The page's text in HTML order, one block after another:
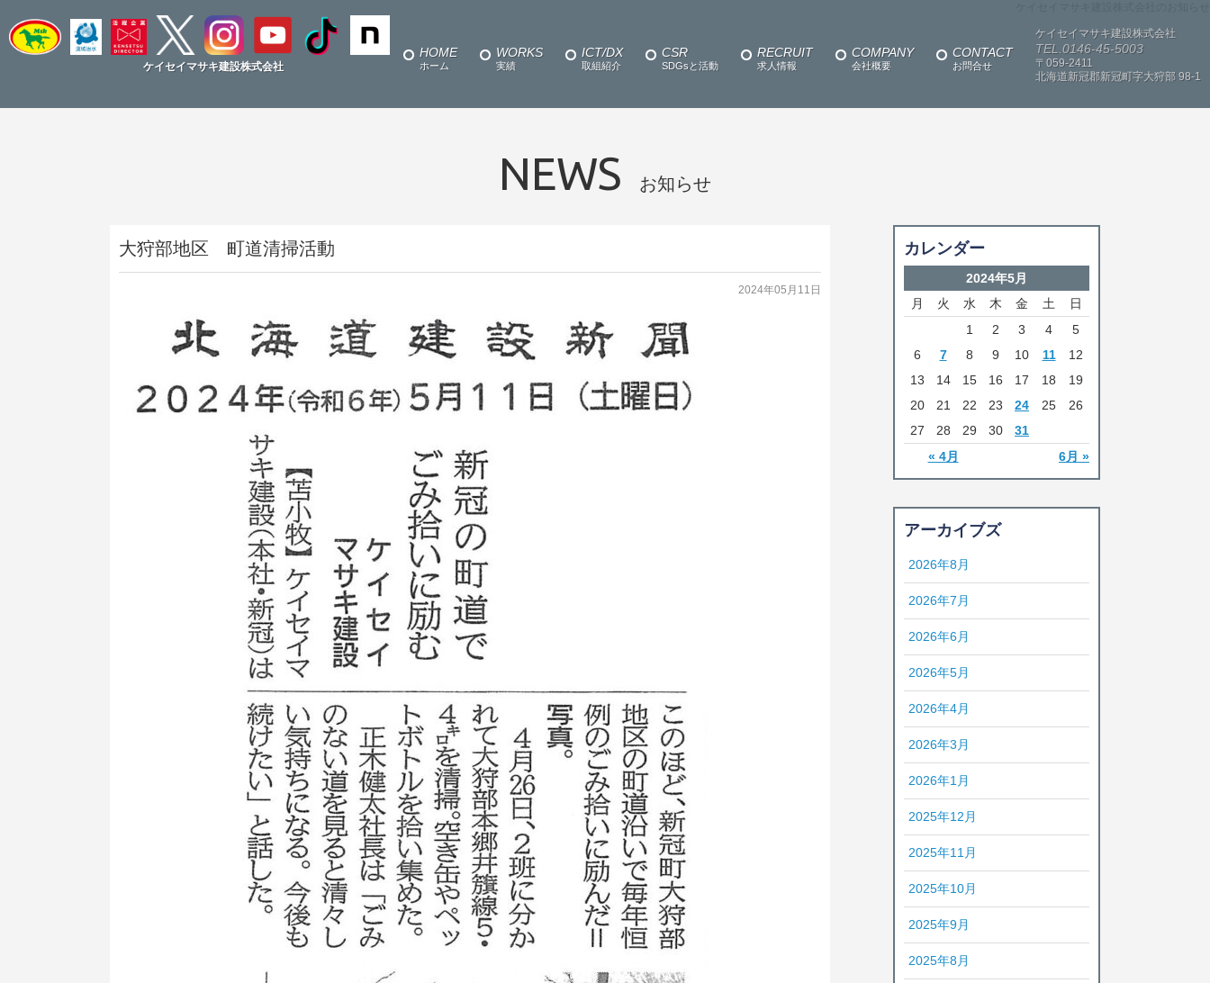
ケイセイマサキ建設株式会社
HOME
ホーム
WORKS
実績
ICT/DX
取組紹介
CSR
SDGsと活動
RECRUIT
求人情報
COMPANY
会社概要
CONTACT
お問合せ
ケイセイマサキ建設株式会社
TEL.0146-45-5003
〒059-2411
北海道新冠郡新冠町字大狩部 98-1
NEWS お知らせ
大狩部地区 町道清掃活動
2024年05月11日
カレンダー
2024年5月
月
火 水 木 金 土 日
« 4月 6月 »
1 2 3 4
5
6
7 8 9 10 11
12
13
14 15 16 17 18
19
20
21 22 23 24 25
26
27
28 29 30 31
アーカイブズ
2026年8月
2026年7月
2026年6月
2026年5月
2026年4月
2026年3月
2026年1月
2025年12月
2025年11月
2025年10月
2025年9月
2025年8月